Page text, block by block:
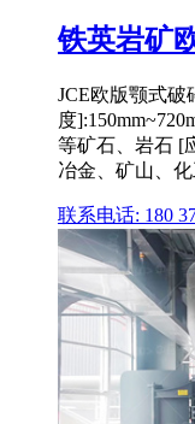
铁英岩矿
JCE欧版颚式破
度
等矿石、岩石 [
冶金、矿山、
联系电话: 180